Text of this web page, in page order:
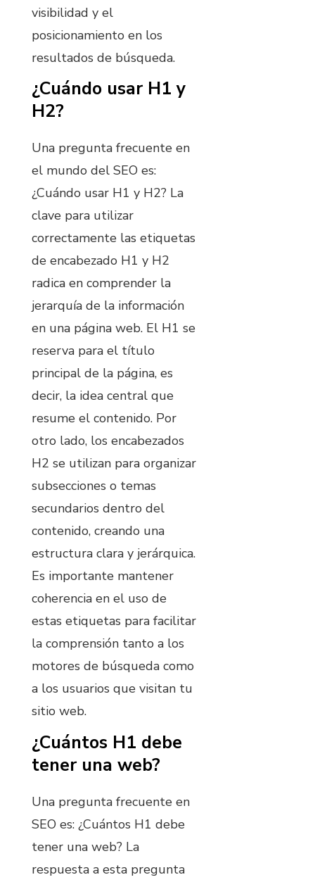
visibilidad y el
posicionamiento en los
resultados de búsqueda.
¿Cuándo usar H1 y
H2?
Una pregunta frecuente en
el mundo del SEO es:
¿Cuándo usar H1 y H2? La
clave para utilizar
correctamente las etiquetas
de encabezado H1 y H2
radica en comprender la
jerarquía de la información
en una página web. El H1 se
reserva para el título
principal de la página, es
decir, la idea central que
resume el contenido. Por
otro lado, los encabezados
H2 se utilizan para organizar
subsecciones o temas
secundarios dentro del
contenido, creando una
estructura clara y jerárquica.
Es importante mantener
coherencia en el uso de
estas etiquetas para facilitar
la comprensión tanto a los
motores de búsqueda como
a los usuarios que visitan tu
sitio web.
¿Cuántos H1 debe
tener una web?
Una pregunta frecuente en
SEO es: ¿Cuántos H1 debe
tener una web? La
respuesta a esta pregunta